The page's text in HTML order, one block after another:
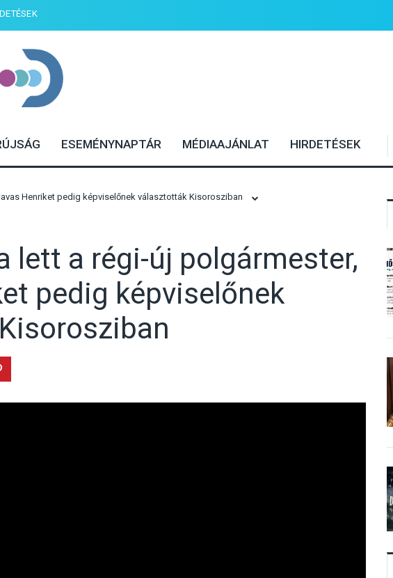
ESEMÉNYNAPTÁR MÉDIAAJÁNLAT HIRDETÉSEK
Henriket pedig képviselőnek választották Kisorosziban
lett a régi-új polgármester,
pedig képviselőnek